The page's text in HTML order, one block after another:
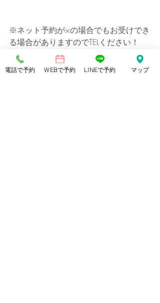
※ネット予約が×の場合でもお受けでき
る場合がありますのでTELください！
電話で予約 WEBで予約 LINEで予約 マップ